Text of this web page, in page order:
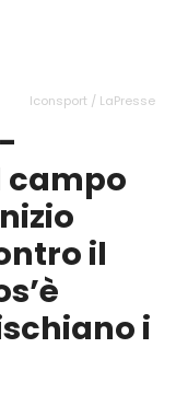
Iconsport / LaPresse
campo
il
i